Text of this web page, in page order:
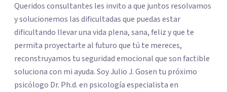
Queridos consultantes les invito a que juntos resolvamos
y solucionemos las dificultadas que puedas estar
dificultando llevar una vida plena, sana, feliz y que te
permita proyectarte al futuro que tú te mereces,
reconstruyamos tu seguridad emocional que son factible
soluciona con mi ayuda. Soy Julio J. Gosen tu próximo
psicólogo Dr. Ph.d. en psicología especialista en